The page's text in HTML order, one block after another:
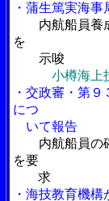
・蒲生篤実海
内航船員養
を
示唆
小樽海上
・交政審・第
につ
いて報告
内航船員の
を要
求
・海技教育機